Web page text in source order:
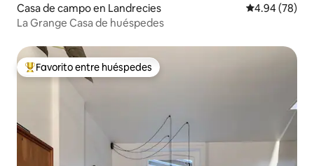
Casa de campo en Landrecies Calificación
4.94 (78)
La Grange Casa de huéspedes
Favorito entre huéspedes preferido
Favorito entre huéspedes